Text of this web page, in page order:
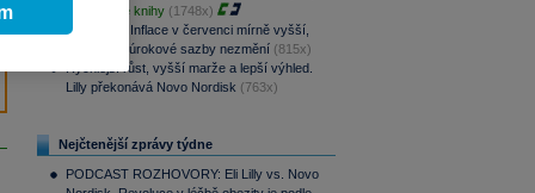
zakázkové knihy (1748x)
Rozbřesk: Inflace v červenci mírně vyšší,
ČNB dnes úrokové sazby nezmění (815x)
Rychlejší růst, vyšší marže a lepší výhled.
Lilly překonává Novo Nordisk (763x)
Nejčtenější zprávy týdne
PODCAST ROZHOVORY: Eli Lilly vs. Novo